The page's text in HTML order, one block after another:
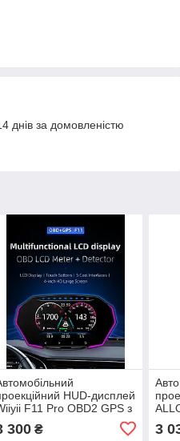
днів за домовленістю
HUD-дисплей
F11 Pro OBD2 GPS з
і тахометром
300₴ 3